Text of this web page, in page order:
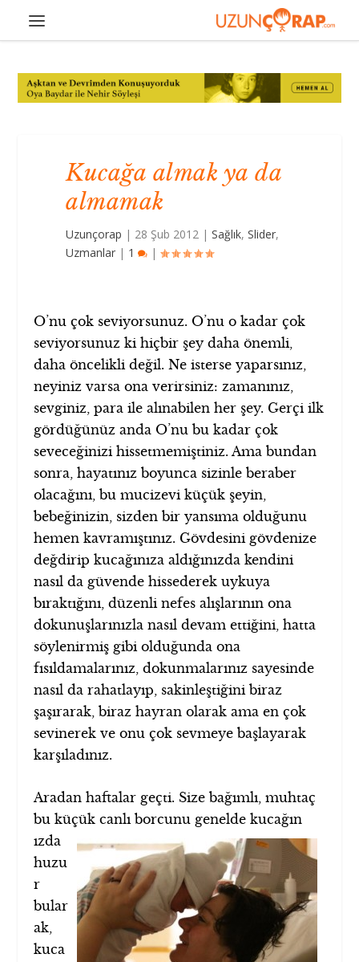
Kucağa almak ya da
almamak
Uzunçorap | 28 Şub 2012 |Sağlık,Slider,
Uzmanlar | 1 |
O’nu çok seviyorsunuz. O’nu o kadar çok
seviyorsunuz ki hiçbir şey daha önemli,
daha öncelikli değil. Ne isterse yaparsınız,
neyiniz varsa ona verirsiniz: zamanınız,
sevginiz, para ile alınabilen her şey. Gerçi ilk
gördüğünüz anda O’nu bu kadar çok
seveceğinizi hissetmemiştiniz. Ama bundan
sonra, hayatınız boyunca sizinle beraber
olacağını, bu mucizevi küçük şeyin,
bebeğinizin, sizden bir yansıma olduğunu
hemen kavramıştınız. Gövdesini gövdenize
değdirip kucağınıza aldığınızda kendini
nasıl da güvende hissederek uykuya
bıraktığını, düzenli nefes alışlarının ona
dokunuşlarınızla nasıl devam ettiğini, hatta
söylenirmiş gibi olduğunda ona
fısıldamalarınız, dokunmalarınız sayesinde
nasıl da rahatlayıp, sakinleştiğini biraz
şaşırarak, biraz hayran olarak ama en çok
sevinerek ve onu çok sevmeye başlayarak
karşıladınız.
Aradan haftalar geçti. Size bağımlı, muhtaç
bu küçük canlı borcunu genelde kucağın
ızda
huzu
r
bular
ak,
kuca